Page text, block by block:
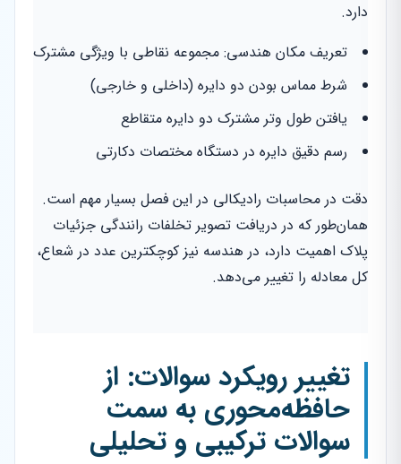
دارد.
تعریف مکان هندسی: مجموعه نقاطی با ویژگی مشترک
شرط مماس بودن دو دایره (داخلی و خارجی)
یافتن طول وتر مشترک دو دایره متقاطع
رسم دقیق دایره در دستگاه مختصات دکارتی
دقت در محاسبات رادیکالی در این فصل بسیار مهم است.
همان‌طور که در دریافت تصویر تخلفات رانندگی جزئیات
پلاک اهمیت دارد، در هندسه نیز کوچکترین عدد در شعاع،
کل معادله را تغییر می‌دهد.
تغییر رویکرد سوالات: از
حافظه‌محوری به سمت
سوالات ترکیبی و تحلیلی